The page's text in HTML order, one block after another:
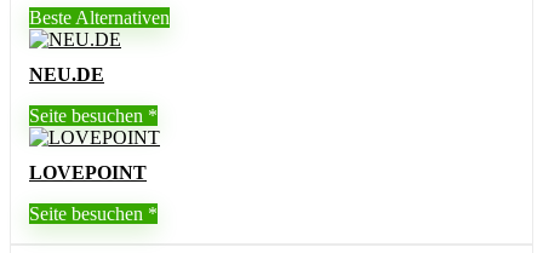
Beste Alternativen
NEU.DE
Seite besuchen
LOVEPOINT
Seite besuchen